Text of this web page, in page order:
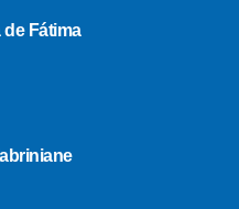
Fátima